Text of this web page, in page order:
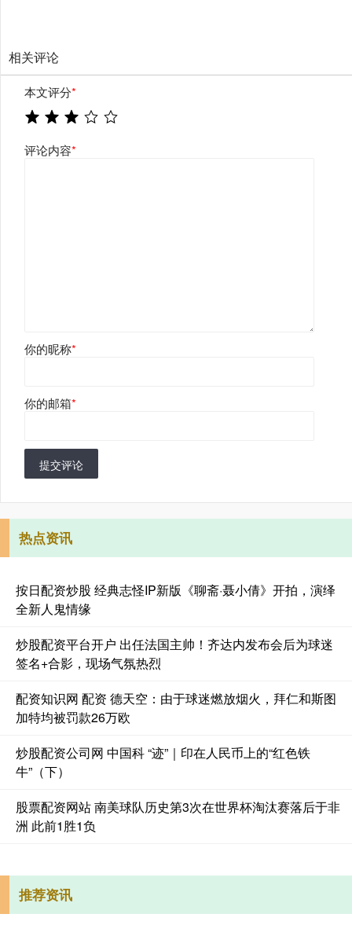
相关评论
本文评分*
评论内容*
你的昵称*
你的邮箱*
提交评论
热点资讯
按日配资炒股 经典志怪IP新版《聊斋·聂小倩》开拍，演绎
全新人鬼情缘
炒股配资平台开户 出任法国主帅！齐达内发布会后为球迷
签名+合影，现场气氛热烈
配资知识网 配资 德天空：由于球迷燃放烟火，拜仁和斯图
加特均被罚款26万欧
炒股配资公司网 中国科 “迹”｜印在人民币上的“红色铁
牛”（下）
股票配资网站 南美球队历史第3次在世界杯淘汰赛落后于非
洲 此前1胜1负
推荐资讯